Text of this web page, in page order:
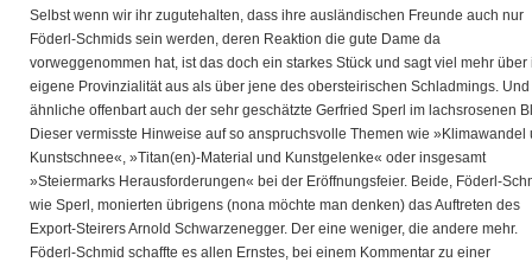
Selbst wenn wir ihr zugutehalten, dass ihre ausländischen Freunde auch nur
Föderl-Schmids sein werden, deren Reaktion die gute Dame da
vorweggenommen hat, ist das doch ein starkes Stück und sagt viel mehr über
eigene Provinzialität aus als über jene des obersteirischen Schladmings.
ähnliche offenbart auch der sehr geschätzte Gerfried Sperl im lachsrosenen
Dieser vermisste Hinweise auf so anspruchsvolle Themen wie »Klimawandel
Kunstschnee«, »Titan(en)-Material und Kunstgelenke« oder insgesamt
»Steiermarks Herausforderungen« bei der Eröffnungsfeier. Beide, Föderl-
wie Sperl, monierten übrigens (nona möchte man denken) das Auftreten des
Export-Steirers Arnold Schwarzenegger. Der eine weniger, die andere mehr.
Föderl-Schmid schaffte es allen Ernstes, bei einem Kommentar zu einer